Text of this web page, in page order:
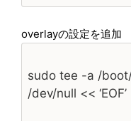
overlayの設定を追加
sudo tee -a /
/dev/null << ‘EOF’